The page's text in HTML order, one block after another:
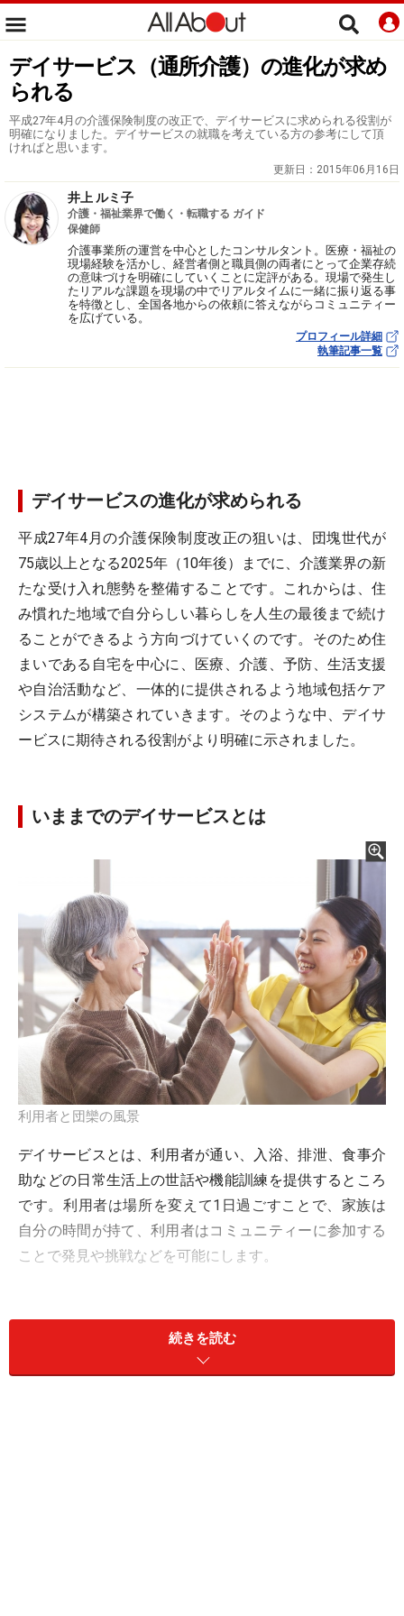
デイサービス（通所介護）の進化が求め
られる
平成27年4月の介護保険制度の改正で、デイサービスに求められる役割が
明確になりました。デイサービスの就職を考えている方の参考にして頂
ければと思います。
更新日： 2015年06月16日
井上 ルミ子
介護・福祉業界で働く・転職する ガイド
保健師
介護事業所の運営を中心としたコンサルタント。医療・福祉の
現場経験を活かし、経営者側と職員側の両者にとって企業存続
の意味づけを明確にしていくことに定評がある。現場で発生し
たリアルな課題を現場の中でリアルタイムに一緒に振り返る事
を特徴とし、全国各地からの依頼に答えながらコミュニティー
を広げている。
プロフィール詳細
執筆記事一覧
デイサービスの進化が求められる
平成27年4月の介護保険制度改正の狙いは、団塊世代が
75歳以上となる2025年（10年後）までに、介護業界の新
たな受け入れ態勢を整備することです。これからは、住
み慣れた地域で自分らしい暮らしを人生の最後まで続け
ることができるよう方向づけていくのです。そのため住
まいである自宅を中心に、医療、介護、予防、生活支援
や自治活動など、一体的に提供されるよう地域包括ケア
システムが構築されていきます。そのような中、デイサ
ービスに期待される役割がより明確に示されました。
いままでのデイサービスとは
利用者と団欒の風景
デイサービスとは、利用者が通い、入浴、排泄、食事介
助などの日常生活上の世話や機能訓練を提供するところ
です。利用者は場所を変えて1日過ごすことで、家族は
自分の時間が持て、利用者はコミュニティーに参加する
ことで発見や挑戦などを可能にします。
続きを読む